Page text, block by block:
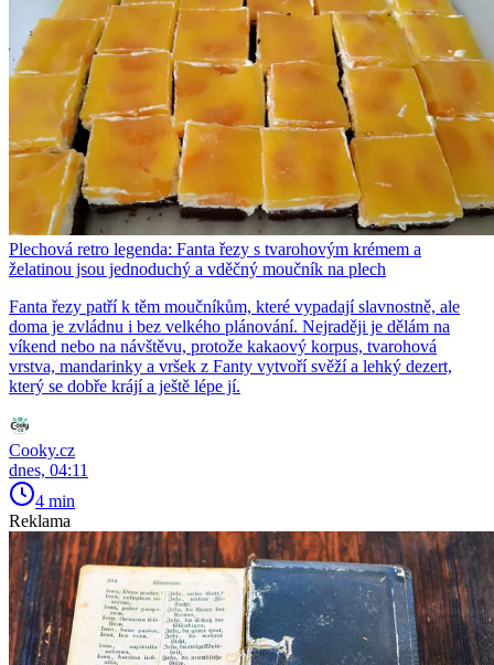
Plechová retro legenda: Fanta řezy s tvarohovým krémem a
želatinou jsou jednoduchý a vděčný moučník na plech
Fanta řezy patří k těm moučníkům, které vypadají slavnostně, ale
doma je zvládnu i bez velkého plánování. Nejraději je dělám na
víkend nebo na návštěvu, protože kakaový korpus, tvarohová
vrstva, mandarinky a vršek z Fanty vytvoří svěží a lehký dezert,
který se dobře krájí a ještě lépe jí.
Cooky.cz
dnes, 04:11
4 min
Reklama